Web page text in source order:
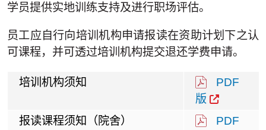
学员提供实地训练支持及进行职场评估。
员工应自行向培训机构申请报读在资助计划下之认
可课程，并可透过培训机构提交退还学费申请。
培训机构须知
PDF
版
报读课程须知（院舍）
PDF